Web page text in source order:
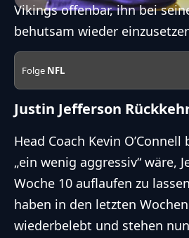
Vikings offenbar, ihn bei
behutsam wieder
Folge NFL
Justin Jefferson
Head Coach Kevin
„ein wenig aggressiv“ wäre,
Woche 10 auflaufen zu
haben in den letzten
wiederbelebt und stehen